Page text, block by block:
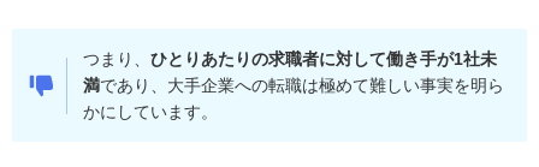
つまり、ひとりあたりの求職者に対して働き手が1社未
満であり、大手企業への転職は極めて難しい事実を明ら
かにしています。